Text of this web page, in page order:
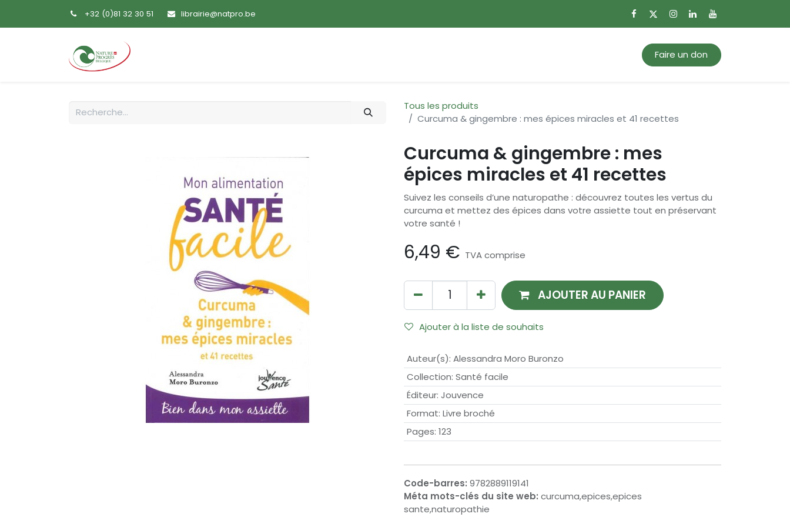
+32 (0)81 32 30 51 librairie@natpro.be
Faire un don
Tous les produits
Curcuma & gingembre : mes épices miracles et 41 recettes
Curcuma & gingembre : mes
épices miracles et 41 recettes
Suivez les conseils d’une naturopathe : découvrez toutes les vertus du
curcuma et mettez des épices dans votre assiette tout en préservant
votre santé !
6,49 € TVA comprise
AJOUTER AU PANIER
Ajouter à la liste de souhaits
Auteur(s): Alessandra Moro Buronzo
Collection: Santé facile
Éditeur: Jouvence
Format: Livre broché
Pages: 123
Code-barres: 9782889119141
Méta mots-clés du site web: curcuma,epices,epices
sante,naturopathie